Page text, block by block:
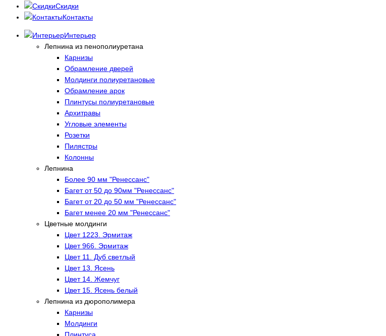
Скидки
Контакты
Интерьер
Лепнина из пенополиуретана
Карнизы
Обрамление дверей
Молдинги полиуретановые
Обрамление арок
Плинтусы полиуретановые
Архитравы
Угловые элементы
Розетки
Пилястры
Колонны
Лепнина
Более 90 мм "Ренессанс"
Багет от 50 до 90мм "Ренессанс"
Багет от 20 до 50 мм "Ренессанс"
Багет менее 20 мм "Ренессанс"
Цветные молдинги
Цвет 1223. Эрмитаж
Цвет 966. Эрмитаж
Цвет 11. Дуб светлый
Цвет 13. Ясень
Цвет 14. Жемчуг
Цвет 15. Ясень белый
Лепнина из дюрополимера
Карнизы
Молдинги